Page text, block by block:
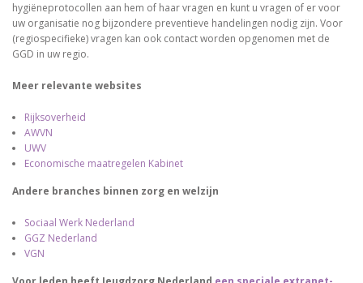
hygiëneprotocollen aan hem of haar vragen en kunt u vragen of er voor
uw organisatie nog bijzondere preventieve handelingen nodig zijn. Voor
(regiospecifieke) vragen kan ook contact worden opgenomen met de
GGD in uw regio.
Meer relevante websites
Rijksoverheid
AWVN
UWV
Economische maatregelen Kabinet
Andere branches binnen zorg en welzijn
Sociaal Werk Nederland
GGZ Nederland
VGN